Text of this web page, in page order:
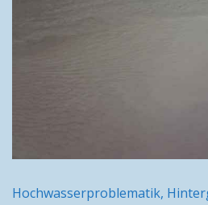
Hochwasserproblematik,